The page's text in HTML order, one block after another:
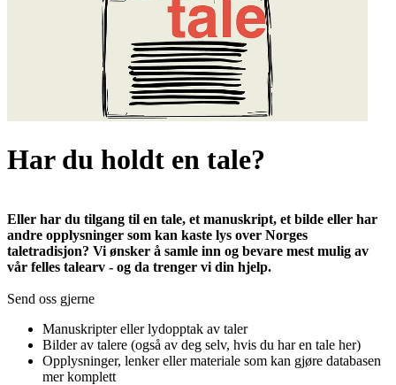
Har du holdt en tale?
Eller har du tilgang til en tale, et manuskript, et bilde eller har
andre opplysninger som kan kaste lys over Norges
taletradisjon? Vi ønsker å samle inn og bevare mest mulig av
vår felles talearv - og da trenger vi din hjelp.
Send oss gjerne
Manuskripter eller lydopptak av taler
Bilder av talere (også av deg selv, hvis du har en tale her)
Opplysninger, lenker eller materiale som kan gjøre databasen
mer komplett